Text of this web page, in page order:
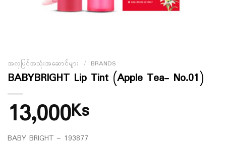
အလှပြင်အသုံးအဆောင်များ / BRANDS
BABYBRIGHT Lip Tint (Apple Tea- No.01)
13,000Ks
BABY BRIGHT – 193877